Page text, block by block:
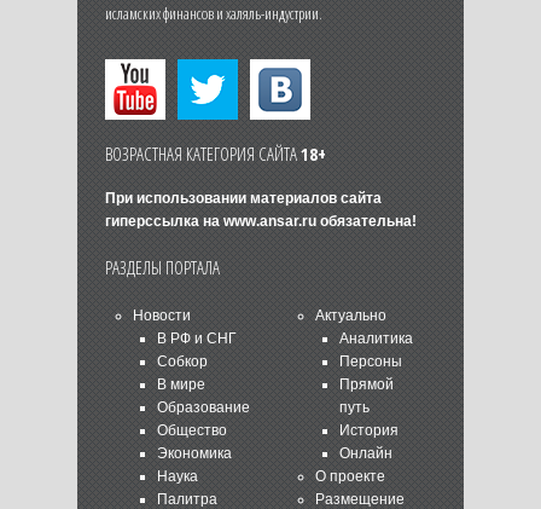
исламских финансов и халяль-индустрии.
ВОЗРАСТНАЯ КАТЕГОРИЯ САЙТА18+
При использовании материалов сайта
гиперссылка на www.ansar.ruобязательна!
РАЗДЕЛЫ ПОРТАЛА
Новости
В РФ и СНГ
Собкор
В мире
Образование
Общество
Экономика
Наука
Палитра
Актуально
Аналитика
Персоны
Прямой
путь
История
Онлайн
О проекте
Размещение